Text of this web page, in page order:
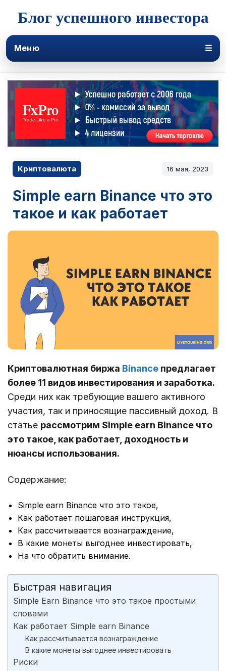
Блог успешного инвестора
Меню ☰
Криптовалюта 16 мая, 2023
Simple earn Binance что это
такое и как работает
Криптовалютная биржа Binance предлагает
более 11 видов инвестирования и заработка.
Среди них как требующие вашего активного
участия, так и приносящие пассивный доход. В
статье рассмотрим Simple earn Binance что
это такое, как работает, доходность и
нюансы использования.
Содержание:
Simple earn Binance что это такое,
Как работает пошаговая инструкция,
Как рассчитывается вознаграждение,
В какие монеты выгоднее инвестировать,
На что обратить внимание.
Быстрая навигация
Simple Earn Binance что это такое простыми
словами
Как работает Simple earn Binance
Как рассчитывается вознаграждение
В какие монеты выгоднее инвестировать
Риски